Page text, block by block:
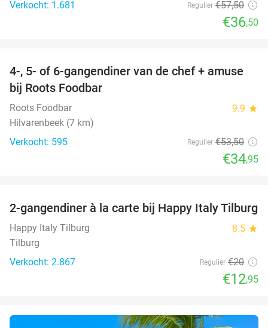
Verkocht: 1.681
Regulier €57,50
€36,50
35%
4-, 5- of 6-gangendiner van de chef + amuse
bij Roots Foodbar
Roots Foodbar 9.9 star
Hilvarenbeek (7 km)
Verkocht: 595
Regulier €53,50
€34,95
35%
2-gangendiner à la carte bij Happy Italy Tilburg
Happy Italy Tilburg 8.5 star
Tilburg
Verkocht: 2.867
Regulier €20
€12,95